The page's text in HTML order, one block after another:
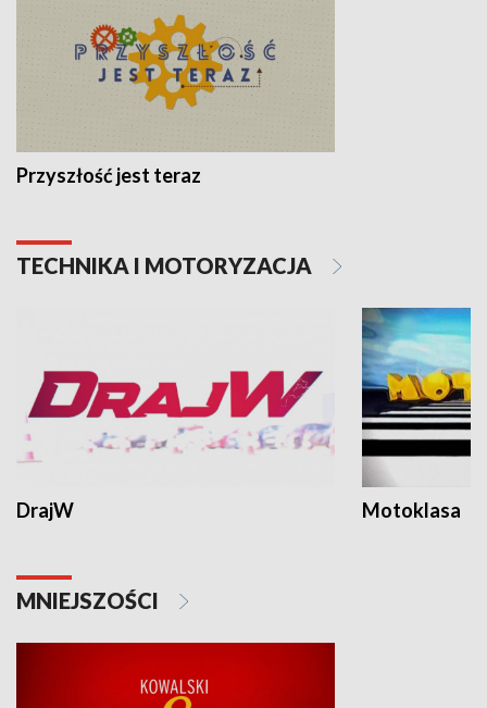
Przyszłość jest teraz
TECHNIKA I MOTORYZACJA
DrajW Motoklasa
MNIEJSZOŚCI